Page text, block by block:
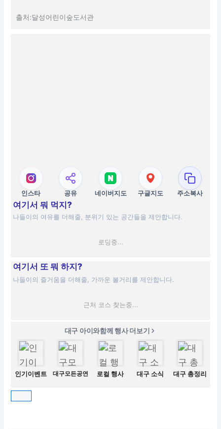
출처:달성어린이숲도서관
인스타 공유 네이버지도 구글지도 주소복사
여기서 뭐 먹지?
나들이의 여유를 더해줄, 분위기 있는 공간들을 제안합니다.
로딩중...
여기서 또 뭐 하지?
나들이의 즐거움을 더해줄, 가까운 볼거리를 제안합니다.
근처 코스 찾는중...
대구 아이와함께 행사 더보기
인기이벤트 대구모든공연 로컬 행사 대구 소식 대구 총정리